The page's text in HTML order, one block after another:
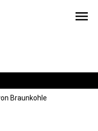
menu
Braunkohle